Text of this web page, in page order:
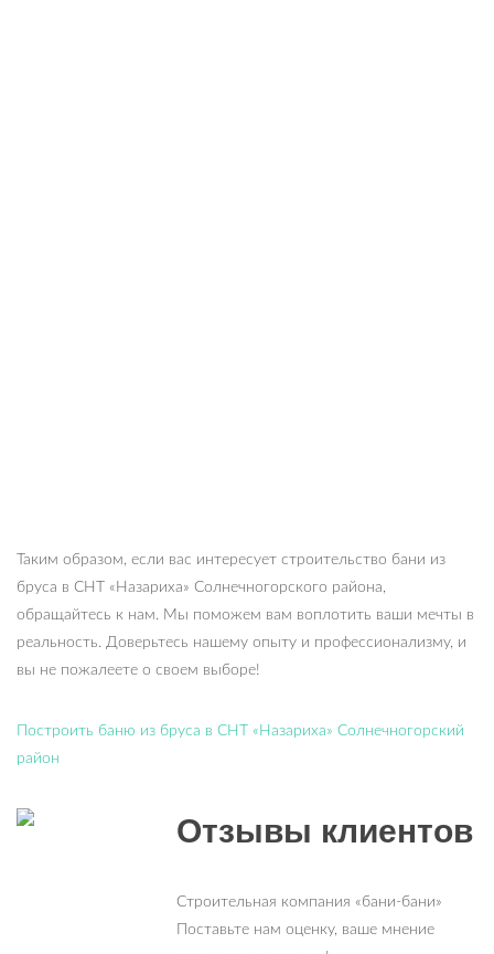
Таким образом, если вас интересует строительство бани из
бруса в СНТ «Назариха» Солнечногорского района,
обращайтесь к нам. Мы поможем вам воплотить ваши мечты в
реальность. Доверьтесь нашему опыту и профессионализму, и
вы не пожалеете о своем выборе!
Построить баню из бруса в СНТ «Назариха» Солнечногорский
район
Отзывы клиентов
Строительная компания «бани-бани»
Поставьте нам оценку, ваше мнение